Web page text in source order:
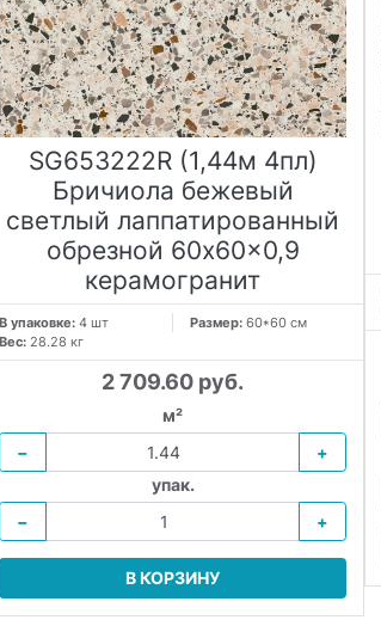
SG653222R (1,44м 4пл)
Бричиола бежевый
светлый лаппатированный
обрезной 60x60x0,9
керамогранит
В упаковке: 4 шт Размер: 60*60 см
Вес: 28.28 кг
2 709.60 руб.
м²
−
+
упак.
−
+
В КОРЗИНУ